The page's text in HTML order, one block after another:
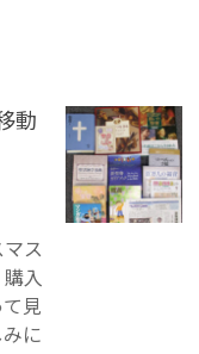
動
ス
入
見
に